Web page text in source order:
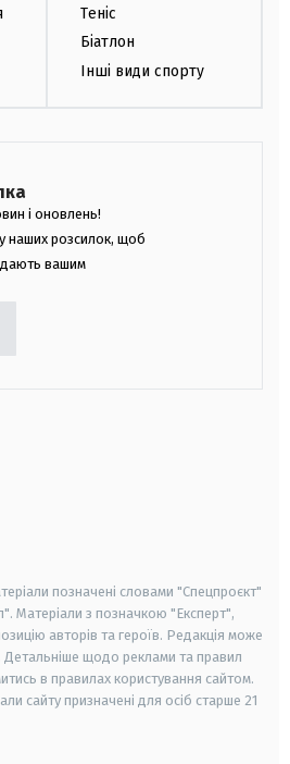
Теніс
Біатлон
Інші види спорту
і оновлень!
наших розсилок, щоб
вашим
позначені словами "Спецпроєкт"
Матеріали з позначкою "Експерт",
авторів та героїв. Редакція може
Детальніше щодо реклами та правил
в правилах користування сайтом.
сайту призначені для осіб старше 21